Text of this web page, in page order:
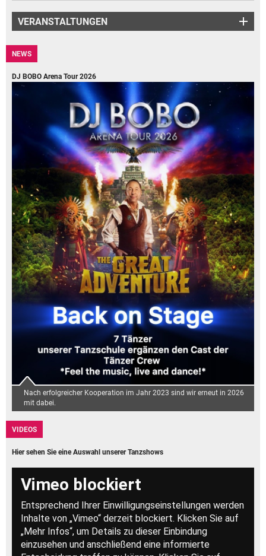
VERANSTALTUNGEN
NEWS
DJ BOBO Arena Tour 2026
Nach erfolgreicher Kooperation im Jahr 2023 sind wir erneut in 2026
mit dabei.
VIDEOS
Hier sehen Sie eine Auswahl unserer Tanzshows